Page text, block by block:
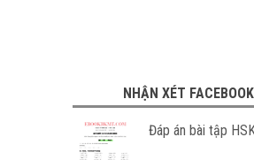
NHẬN XÉT FACEBOOK
Đáp án bài tập